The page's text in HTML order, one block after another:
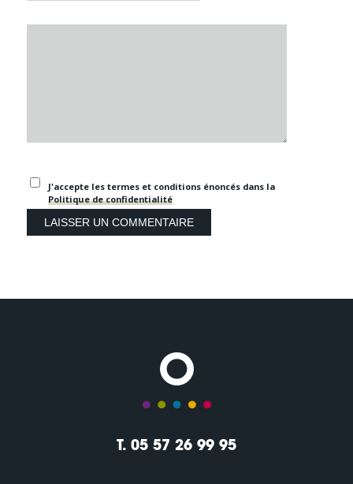
J'accepte les termes et conditions énoncés dans la
Politique de confidentialité
T. 05 57 26 99 95